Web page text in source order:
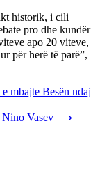
historik, i cili
pro dhe kundër
apo 20 viteve,
për herë të parë”,
mbajte Besën ndaj
Vasev ⟶